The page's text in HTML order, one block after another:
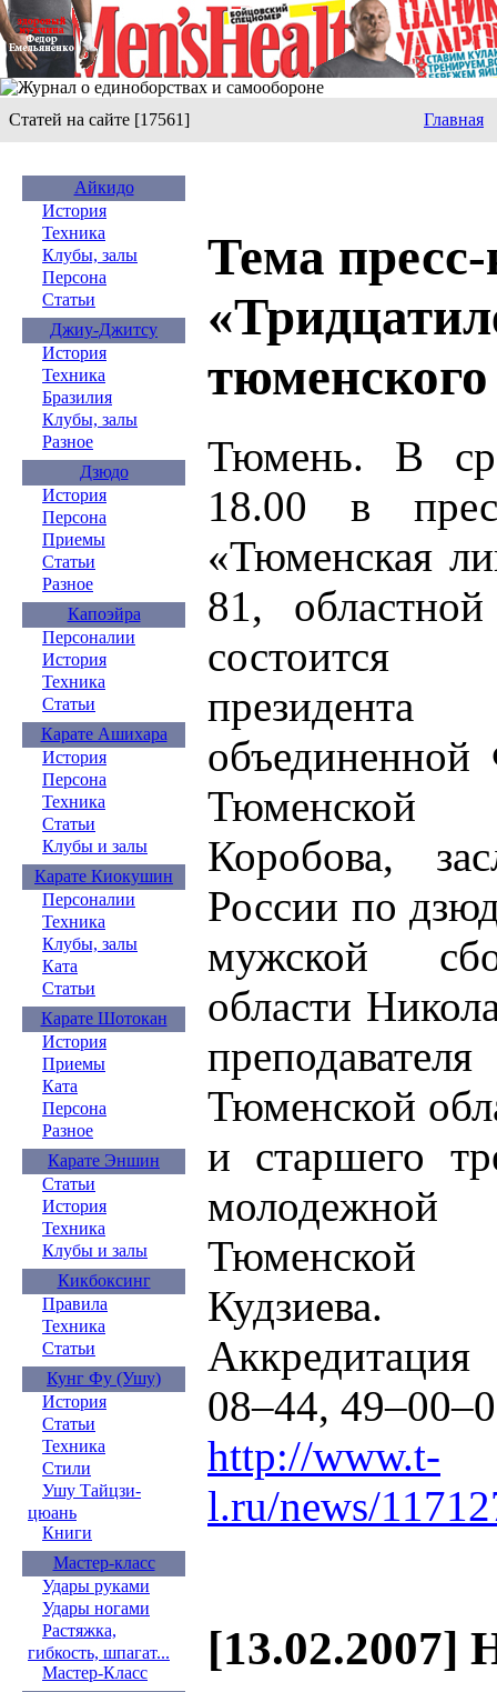
Статей на сайте [17561] Главная
Айкидо
История
Техника
Клубы, залы
Персона
Статьи
Джиу-Джитсу
История
Техника
Бразилия
Клубы, залы
Разное
Дзюдо
История
Персона
Приемы
Статьи
Разное
Капоэйра
Персоналии
История
Техника
Статьи
Карате Ашихара
История
Персона
Техника
Статьи
Клубы и залы
Карате Киокушин
Персоналии
Техника
Клубы, залы
Ката
Статьи
Карате Шотокан
История
Приемы
Ката
Персона
Разное
Карате Эншин
Статьи
История
Техника
Клубы и залы
Кикбоксинг
Правила
Техника
Статьи
Кунг Фу (Ушу)
История
Статьи
Техника
Стили
Ушу Тайцзи-
цюань
Книги
Мастер-класс
Удары руками
Удары ногами
Растяжка,
гибкость, шпагат...
Мастер-Класс
Тема
Тюмень. В
18.00 в
«Тюменская
81,
состоится
Тюменской
Коробова,
России по
мужской
области
Тюменской
и старшего
молодежной
Тюменской
Кудзиева.
08–44,
http://www.t-
l.ru/news/
[13.02.2007]